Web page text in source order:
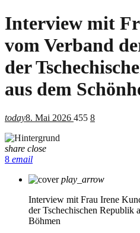
Interview mit
vom Verband
der
aus dem
today8. Mai 2026 455 8
share close
8 email
play_arrow
Interview mit Frau Irene
der Tschechischen Republik
Böhmen